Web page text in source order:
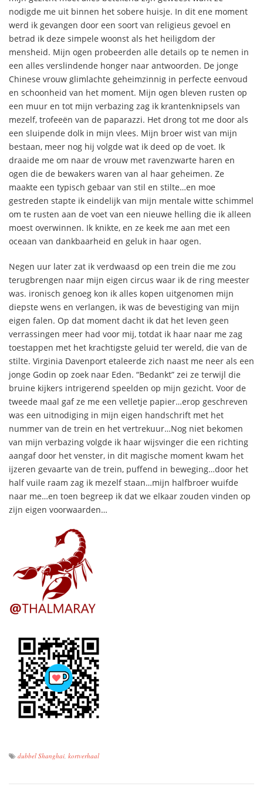
nodigde me uit binnen het sobere huisje. In dit ene moment
werd ik gevangen door een soort van religieus gevoel en
betrad ik deze simpele woonst als het heiligdom der
mensheid. Mijn ogen probeerden alle details op te nemen in
een alles verslindende honger naar antwoorden. De jonge
Chinese vrouw glimlachte geheimzinnig in perfecte eenvoud
en schoonheid van het moment. Mijn ogen bleven rusten op
een muur en tot mijn verbazing zag ik krantenknipsels van
mezelf, trofeeën van de paparazzi. Het drong tot me door als
een sluipende dolk in mijn vlees. Mijn broer wist van mijn
bestaan, meer nog hij volgde wat ik deed op de voet. Ik
draaide me om naar de vrouw met ravenzwarte haren en
ogen die de bewakers waren van al haar geheimen. Ze
maakte een typisch gebaar van stil en stilte…en moe
gestreden stapte ik eindelijk van mijn mentale witte schimmel
om te rusten aan de voet van een nieuwe helling die ik alleen
moest overwinnen. Ik knikte, en ze keek me aan met een
oceaan van dankbaarheid en geluk in haar ogen.
Negen uur later zat ik verdwaasd op een trein die me zou
terugbrengen naar mijn eigen circus waar ik de ring meester
was. ironisch genoeg kon ik alles kopen uitgenomen mijn
diepste wens en verlangen, ik was de bevestiging van mijn
eigen falen. Op dat moment dacht ik dat het leven geen
verrassingen meer had voor mij, totdat ik haar naar me zag
toestappen met het krachtigste geluid ter wereld, die van de
stilte. Virginia Davenport etaleerde zich naast me neer als een
jonge Godin op zoek naar Eden. “Bedankt” zei ze terwijl die
bruine kijkers intrigerend speelden op mijn gezicht. Voor de
tweede maal gaf ze me een velletje papier…erop geschreven
was een uitnodiging in mijn eigen handschrift met het
nummer van de trein en het vertrekuur…Nog niet bekomen
van mijn verbazing volgde ik haar wijsvinger die een richting
aangaf door het venster, in dit magische moment kwam het
ijzeren gevaarte van de trein, puffend in beweging…door het
half vuile raam zag ik mezelf staan…mijn halfbroer wuifde
naar me…en toen begreep ik dat we elkaar zouden vinden op
zijn eigen voorwaarden…
dubbel Shanghai, kortverhaal